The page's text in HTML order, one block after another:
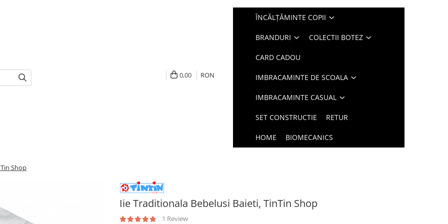
0,00 RON
ÎNCĂLȚĂMINTE COPII
BRANDURI COLECTII BOTEZ
CARD CADOU
IMBRACAMINTE DE SCOALA
IMBRACAMINTE CASUAL
SET CONSTRUCTIE RETUR
HOME BIOMECANICS
Shop
Iie Traditionala Bebelusi Baieti, TinTin Shop
1 Review